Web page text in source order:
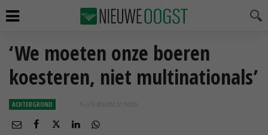
‘We moeten onze boeren
koesteren, niet multinationals’
ACHTERGROND 15 JUN 2016 OM 10:19